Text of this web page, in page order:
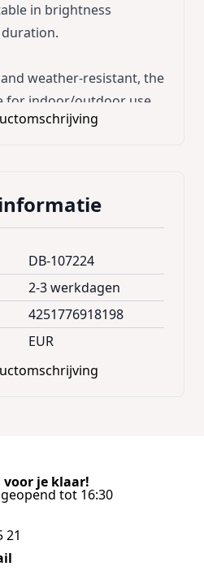
in brightness
weather-resistant, the
for indoor/outdoor use.
luminaire
top of the luminaire,
low glare
- range 2 - 6 m
patios, garden
DB-107224
2-3 werkdagen
4251776918198
EUR
voor je klaar!
tot 16:30
21